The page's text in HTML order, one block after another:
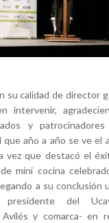
su calidad de director
intervenir,
y
año a año se ve el
vez que destacó el
mini cocina
a su conclusión
presidente del
y comarca- en